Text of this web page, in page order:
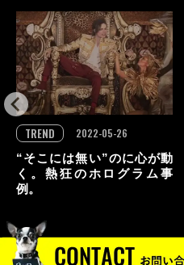
“そこには無い”のに心が動
く。熱狂のホログラム事
例。
TREND
2022-05-26